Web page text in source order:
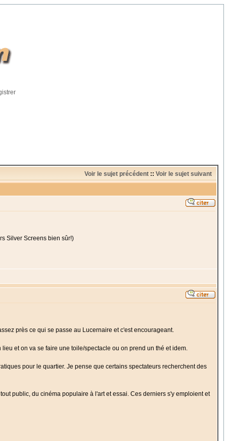
Voir le sujet précédent :: Voir le sujet suivant
Silver Screens bien sûr!)
près ce qui se passe au Lucernaire et c'est encourageant.
et on va se faire une toile/spectacle ou on prend un thé et idem.
pour le quartier. Je pense que certains spectateurs recherchent des
public, du cinéma populaire à l'art et essai. Ces derniers s'y emploient et